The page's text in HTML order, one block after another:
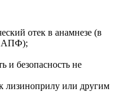
отек в анамнезе (в
АПФ);
и безопасность не
лизиноприлу или другим